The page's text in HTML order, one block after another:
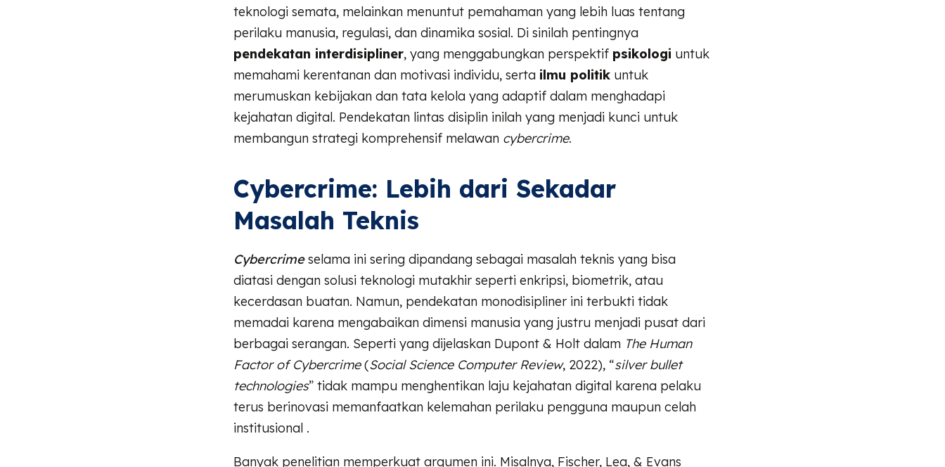
teknologi semata, melainkan menuntut pemahaman yang lebih luas tentang
perilaku manusia, regulasi, dan dinamika sosial. Di sinilah pentingnya
pendekatan interdisipliner, yang menggabungkan perspektif psikologi untuk
memahami kerentanan dan motivasi individu, serta ilmu politik untuk
merumuskan kebijakan dan tata kelola yang adaptif dalam menghadapi
kejahatan digital. Pendekatan lintas disiplin inilah yang menjadi kunci untuk
membangun strategi komprehensif melawan cybercrime.
Cybercrime: Lebih dari Sekadar
Masalah Teknis
Cybercrimeselama ini sering dipandang sebagai masalah teknis yang bisa
diatasi dengan solusi teknologi mutakhir seperti enkripsi, biometrik, atau
kecerdasan buatan. Namun, pendekatan monodisipliner ini terbukti tidak
memadai karena mengabaikan dimensi manusia yang justru menjadi pusat dari
berbagai serangan. Seperti yang dijelaskan Dupont & Holt dalam The Human
Factor of Cybercrime(Social Science Computer Review, 2022), “silver bullet
technologies” tidak mampu menghentikan laju kejahatan digital karena pelaku
terus berinovasi memanfaatkan kelemahan perilaku pengguna maupun celah
institusional .
Banyak penelitian memperkuat argumen ini. Misalnya, Fischer, Lea, & Evans